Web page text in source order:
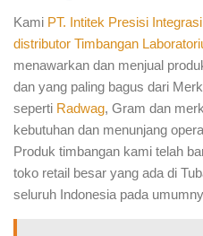
Kami PT. Intitek Presisi Integrasi
distributor Timbangan
menawarkan dan menjual
dan yang paling bagus dari
seperti Radwag, Gram dan
kebutuhan dan menunjang
Produk timbangan kami telah
toko retail besar yang ada di
seluruh Indonesia pada